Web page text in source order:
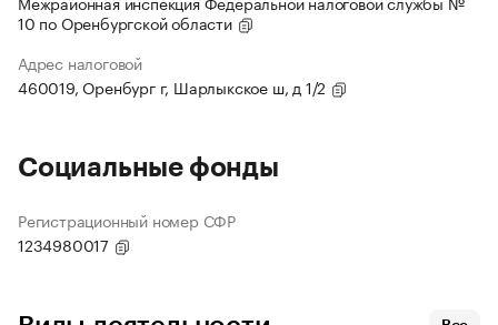
10 по Оренбургской области
Адрес налоговой
460019, Оренбург г, Шарлыкское ш, д 1/2
Социальные фонды
Регистрационный номер СФР
1234980017